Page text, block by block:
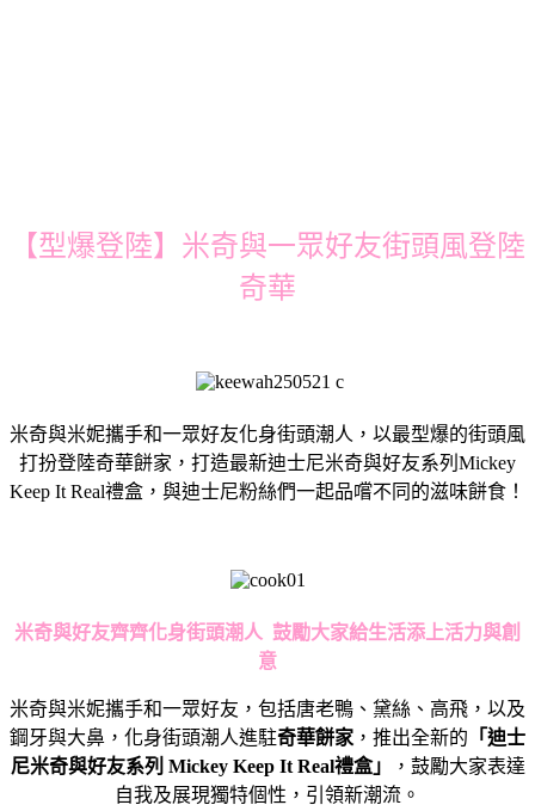
【型爆登陸】米奇與一眾好友街頭風登陸
奇華
米奇與米妮攜手和一眾好友化身街頭潮人，以最型爆的街頭風
打扮登陸奇華餅家，打造最新迪士尼米奇與好友系列Mickey
Keep It Real禮盒，與迪士尼粉絲們一起品嚐不同的滋味餅食！
米奇與好友齊齊化身街頭潮人 鼓勵大家給生活添上活力與創
意
米奇與米妮攜手和一眾好友，包括唐老鴨、黛絲、高飛，以及
鋼牙與大鼻，化身街頭潮人進駐奇華餅家 ，推出全新的 「迪士
尼米奇與好友系列 Mickey Keep It Real禮盒」
，鼓勵大家表達
自我及展現獨特個性，引領新潮流。